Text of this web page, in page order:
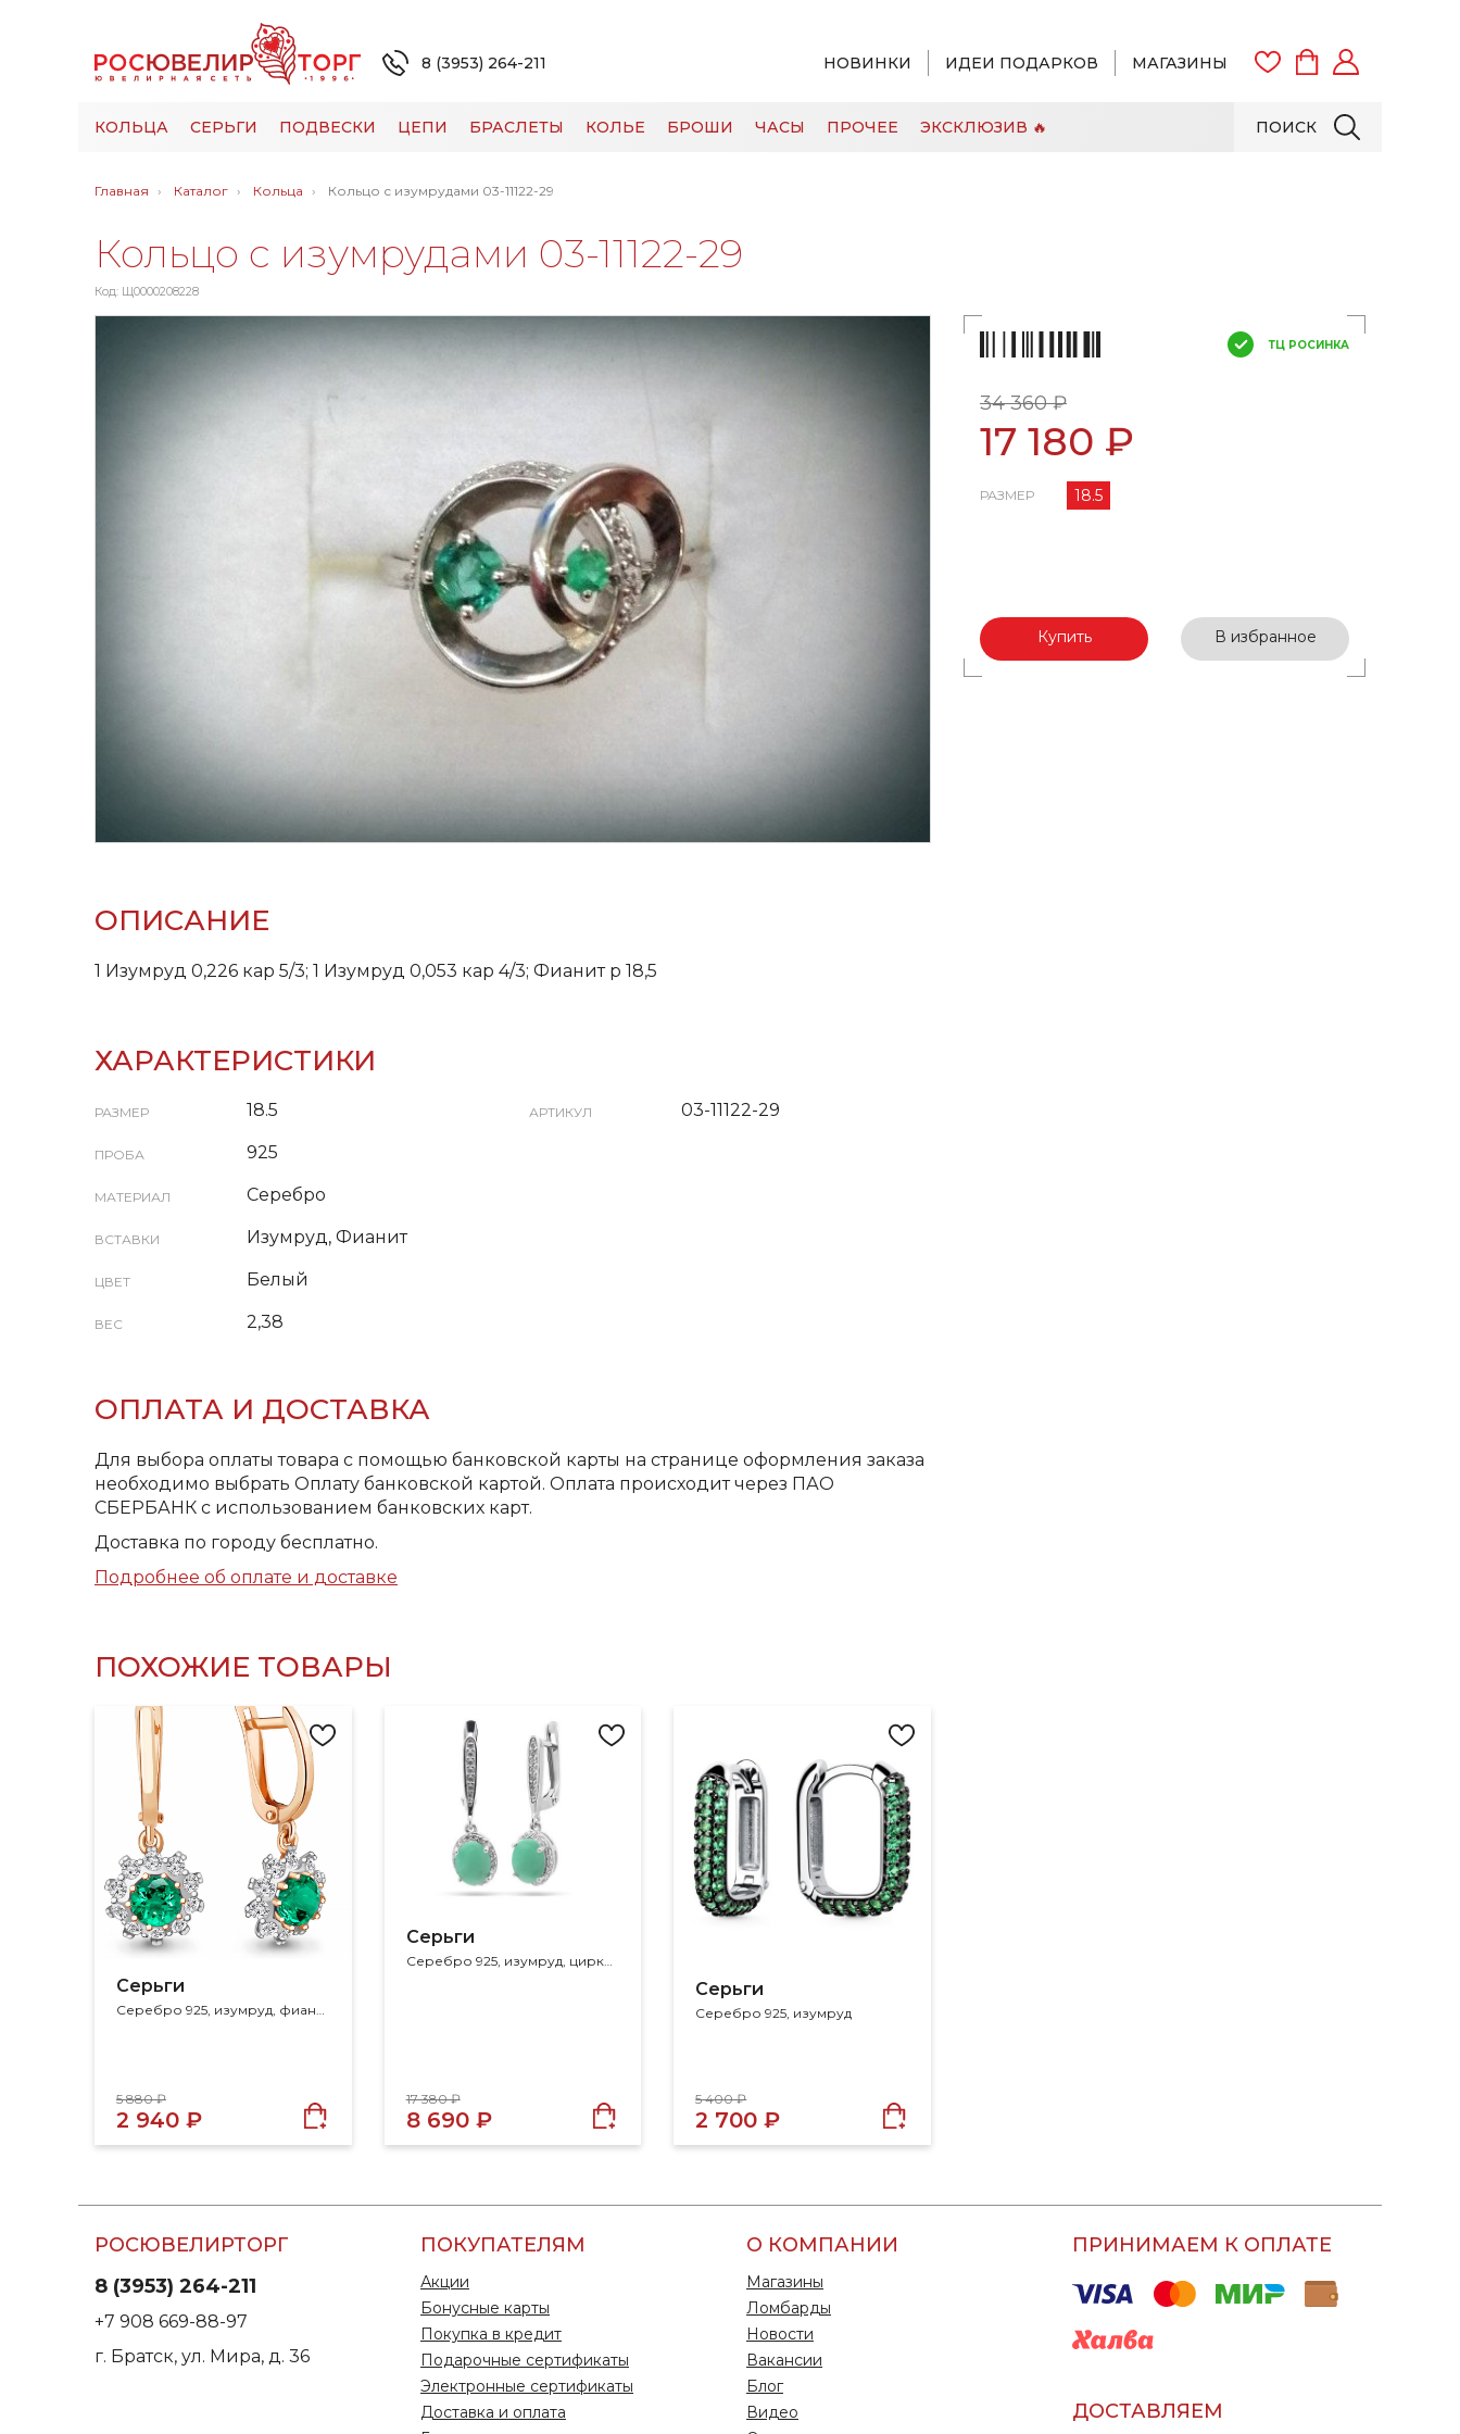
8 (3953) 264-211 НОВИНКИ ИДЕИ ПОДАРКОВ МАГАЗИНЫ
ПОИСК
КОЛЬЦА СЕРЬГИ ПОДВЕСКИ ЦЕПИ БРАСЛЕТЫ КОЛЬЕ БРОШИ ЧАСЫ ПРОЧЕЕ ЭКСКЛЮЗИВ 🔥
Главная Каталог Кольца Кольцо с изумрудами 03-11122-29
Кольцо с изумрудами 03-11122-29
Код: Щ0000208228
ОПИСАНИЕ
1 Изумруд 0,226 кар 5/3; 1 Изумруд 0,053 кар 4/3; Фианит р 18,5
ХАРАКТЕРИСТИКИ
РАЗМЕР 18.5
ПРОБА 925
МАТЕРИАЛ Серебро
ВСТАВКИ Изумруд, Фианит
ЦВЕТ Белый
ВЕС 2,38
АРТИКУЛ 03-11122-29
ОПЛАТА И ДОСТАВКА
Для выбора оплаты товара с помощью банковской карты на странице оформления заказа
необходимо выбрать Оплату банковской картой. Оплата происходит через ПАО
СБЕРБАНК с использованием банковских карт.
Доставка по городу бесплатно.
Подробнее об оплате и доставке
ПОХОЖИЕ ТОВАРЫ
Серьги
5 880 ₽
2 940 ₽
Серьги
Серебро 925, изумруд, циркон, берилл
17 380 ₽
8 690 ₽
Серьги
Серебро 925, изумруд
5 400 ₽
2 700 ₽
ТЦ РОСИНКА
34 360 ₽
17 180 ₽
РАЗМЕР 18.5
Купить В избранное
РОСЮВЕЛИРТОРГ
8 (3953) 264-211
+7 908 669-88-97
г. Братск, ул. Мира, д. 36
ПОКУПАТЕЛЯМ
Акции
Бонусные карты
Покупка в кредит
Подарочные сертификаты
Электронные сертификаты
Доставка и оплата
О КОМПАНИИ
Магазины
Ломбарды
Новости
Вакансии
Блог
Видео
ПРИНИМАЕМ К ОПЛАТЕ
ДОСТАВЛЯЕМ